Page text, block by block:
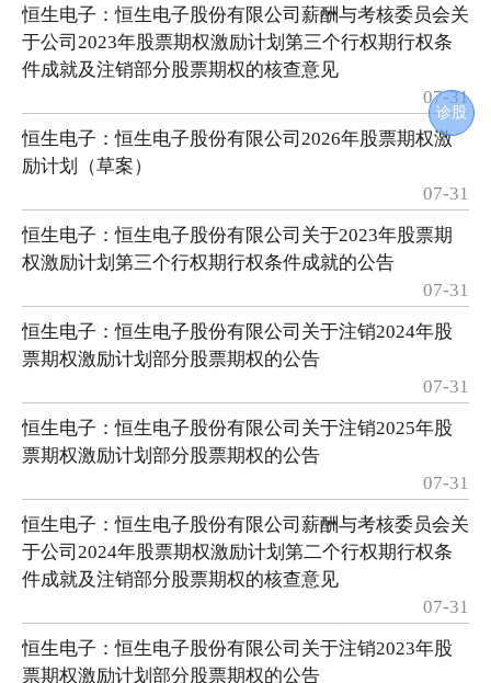
诊股
恒生电子：恒生电子股份有限公司薪酬与考核委员会关
于公司2023年股票期权激励计划第三个行权期行权条
件成就及注销部分股票期权的核查意见
07-31
恒生电子：恒生电子股份有限公司2026年股票期权激
励计划（草案）
07-31
恒生电子：恒生电子股份有限公司关于2023年股票期
权激励计划第三个行权期行权条件成就的公告
07-31
恒生电子：恒生电子股份有限公司关于注销2024年股
票期权激励计划部分股票期权的公告
07-31
恒生电子：恒生电子股份有限公司关于注销2025年股
票期权激励计划部分股票期权的公告
07-31
恒生电子：恒生电子股份有限公司薪酬与考核委员会关
于公司2024年股票期权激励计划第二个行权期行权条
件成就及注销部分股票期权的核查意见
07-31
恒生电子：恒生电子股份有限公司关于注销2023年股
票期权激励计划部分股票期权的公告